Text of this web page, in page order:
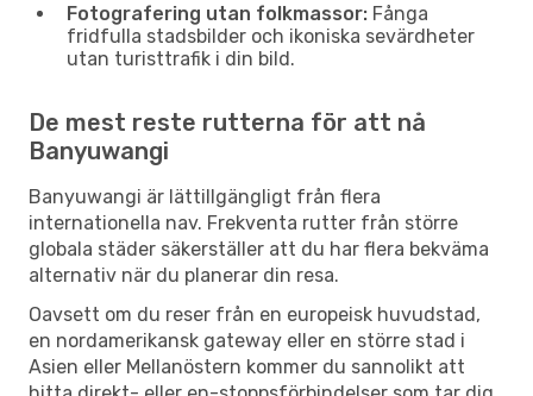
Fotografering utan folkmassor: Fånga
fridfulla stadsbilder och ikoniska sevärdheter
utan turisttrafik i din bild.
De mest reste rutterna för att nå
Banyuwangi
Banyuwangi är lättillgängligt från flera
internationella nav. Frekventa rutter från större
globala städer säkerställer att du har flera bekväma
alternativ när du planerar din resa.
Oavsett om du reser från en europeisk huvudstad,
en nordamerikansk gateway eller en större stad i
Asien eller Mellanöstern kommer du sannolikt att